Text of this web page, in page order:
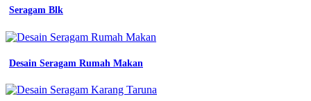
promo
wearpack
safety
baju
seragam
kerja
imj
Seragam Blk
Desain Seragam Rumah Makan